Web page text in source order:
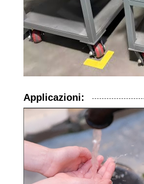
Applicazioni: